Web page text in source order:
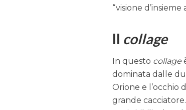
“visione
Il collage
In questo collage
dominata dalle
Orione e l’occhio
grande